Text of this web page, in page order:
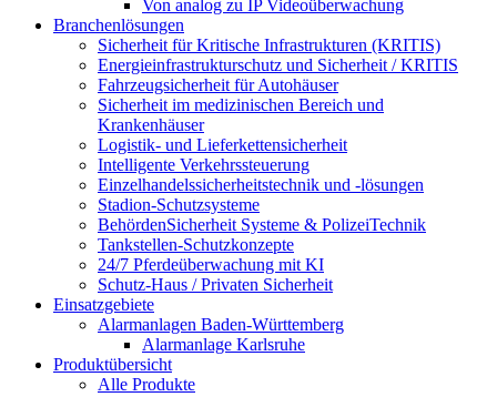
Von analog zu IP Videoüberwachung
Branchenlösungen
Sicherheit für Kritische Infrastrukturen (KRITIS)
Energieinfrastrukturschutz und Sicherheit / KRITIS
Fahrzeugsicherheit für Autohäuser
Sicherheit im medizinischen Bereich und
Krankenhäuser
Logistik- und Lieferkettensicherheit
Intelligente Verkehrssteuerung
Einzelhandelssicherheitstechnik und -lösungen
Stadion-Schutzsysteme
BehördenSicherheit Systeme & PolizeiTechnik
Tankstellen-Schutzkonzepte​
24/7 Pferdeüberwachung mit KI
Schutz-Haus / Privaten Sicherheit
Einsatzgebiete
Alarmanlagen Baden-Württemberg
Alarmanlage Karlsruhe
Produktübersicht
Alle Produkte